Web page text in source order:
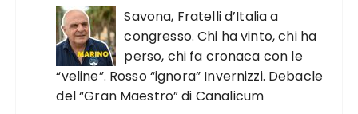
Savona, Fratelli d’Italia a
congresso. Chi ha vinto, chi ha
perso, chi fa cronaca con le
“veline”. Rosso “ignora” Invernizzi. Debacle
del “Gran Maestro” di Canalicum